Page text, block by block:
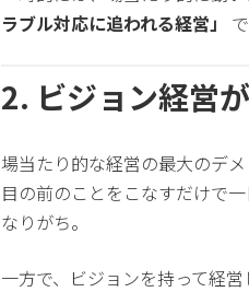
ラブル対応に追われる経営」
2. ビジョン経営
場当たり的な経営の最大のデ
目の前のことをこなすだけで
なりがち。
一方で、ビジョンを持って経営